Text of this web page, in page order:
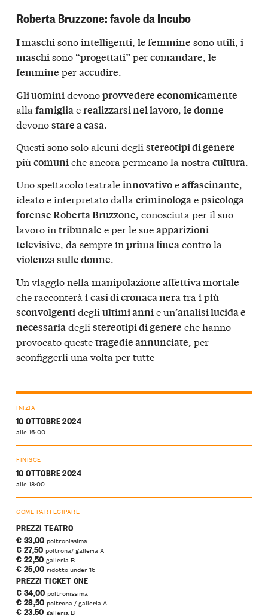
Roberta Bruzzone: favole da Incubo
I maschisonointelligenti, le femmine sonoutili, i
maschisono “progettati” percomandare, le
femmine peraccudire.
Gli uominidevonoprovvedere economicamente
alla famigliaerealizzarsi nel lavoro, le donne
devonostare a casa.
Questi sono solo alcuni degli stereotipi di genere
più comuniche ancora permeano la nostra cultura.
Uno spettacolo teatraleinnovativoeaffascinante,
ideato e interpretato dalla criminologaepsicologa
forense Roberta Bruzzone, conosciuta per il suo
lavoro in tribunale e per le sueapparizioni
televisive, da sempre in prima lineacontro la
violenza sulle donne.
Un viaggio nella manipolazione affettiva mortale
che racconterà i casi di cronaca nera tra i più
sconvolgenti degli ultimi anni e un’analisi lucida e
necessaria degli stereotipi di genere che hanno
provocato questetragedie annunciate , per
sconfiggerli una volta per tutte
INIZIA
10 OTTOBRE 2024
alle 16:00
FINISCE
10 OTTOBRE 2024
alle 18:00
COME PARTECIPARE
PREZZI TEATRO
€ 33,00 poltronissima
€ 27,50 poltrona/ galleria A
€ 22,50 galleria B
€ 25,00 ridotto under 16
PREZZI TICKET ONE
€ 34,00 poltronissima
€ 28,50 poltrona / galleria A
€ 23,50galleria B